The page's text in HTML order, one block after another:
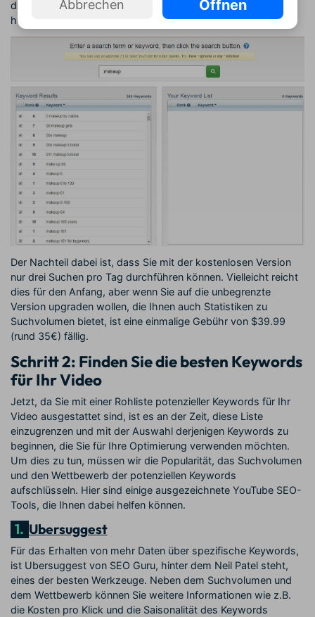
dann die nützlichsten auswählen und auf Ihr Gerät
herunterladen.
Der Nachteil dabei ist, dass Sie mit der kostenlosen Version
nur drei Suchen pro Tag durchführen können. Vielleicht reicht
dies für den Anfang, aber wenn Sie auf die unbegrenzte
Version upgraden wollen, die Ihnen auch Statistiken zu
Suchvolumen bietet, ist eine einmalige Gebühr von $39.99
(rund 35€) fällig.
Schritt 2: Finden Sie die besten Keywords
für Ihr Video
Jetzt, da Sie mit einer Rohliste potenzieller Keywords für Ihr
Video ausgestattet sind, ist es an der Zeit, diese Liste
einzugrenzen und mit der Auswahl derjenigen Keywords zu
beginnen, die Sie für Ihre Optimierung verwenden möchten.
Um dies zu tun, müssen wir die Popularität, das Suchvolumen
und den Wettbewerb der potenziellen Keywords
aufschlüsseln. Hier sind einige ausgezeichnete YouTube SEO-
Tools, die Ihnen dabei helfen können.
1. Ubersuggest
Für das Erhalten von mehr Daten über spezifische Keywords,
ist Ubersuggest von SEO Guru, hinter dem Neil Patel steht,
eines der besten Werkzeuge. Neben dem Suchvolumen und
dem Wettbewerb können Sie weitere Informationen wie z.B.
die Kosten pro Klick und die Saisonalität des Keywords
Abbrechen Öffnen